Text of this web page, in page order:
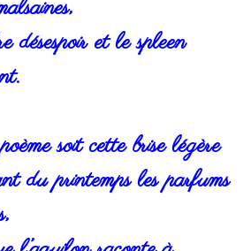
désespoir et le spleen
soit cette brise légère
du printemps les parfums